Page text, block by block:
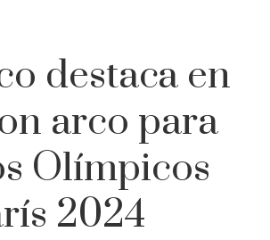
destaca en
arco para
Olímpicos
2024